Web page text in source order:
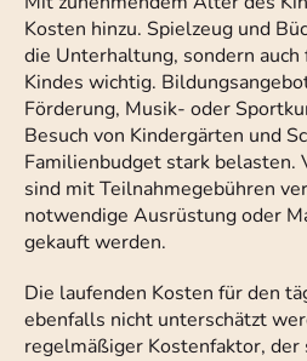
Kosten hinzu. Spielzeug und
die Unterhaltung, sondern
Kindes wichtig.
Förderung, Musik- oder
Besuch von Kindergärten und
Familienbudget stark
sind mit Teilnahmegebühren
notwendige Ausrüstung oder
gekauft werden.
Die laufenden Kosten für den
ebenfalls nicht unterschätzt
regelmäßiger Kostenfaktor, der